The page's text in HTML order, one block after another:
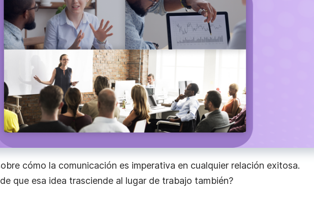
automáticamente en la
Grabar Tu Webcam
Graba solo tu webcam o tu
cómo la comunicación es imperativa en cualquier relación exitosa.
que esa idea trasciende al lugar de trabajo también?